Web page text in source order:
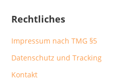
Rechtliches
Impressum nach TMG §5
Datenschutz und Tracking
Kontakt